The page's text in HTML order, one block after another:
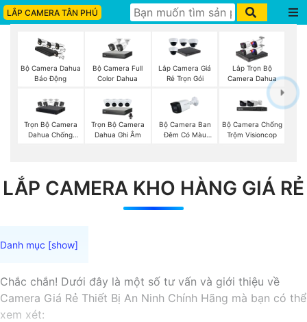
LẮP CAMERA TÂN PHÚ
Bộ Camera Dahua
Báo Động
Bộ Camera Full
Color Dahua
Lắp Camera Giá
Rẻ Trọn Gói
Lắp Trọn Bộ
Camera Dahua
Trọn Bộ Camera
Dahua Chống
Trọn Bộ Camera
Dahua Ghi Âm
Bộ Camera Ban
Đêm Có Màu
Bộ Camera Chống
Trộm Visioncop
LẮP CAMERA KHO HÀNG GIÁ RẺ
Chắc chắn! Dưới đây là một số tư vấn và giới thiệu về
Camera Giá Rẻ Thiết Bị An Ninh Chính Hãng mà bạn có thể
xem xét: